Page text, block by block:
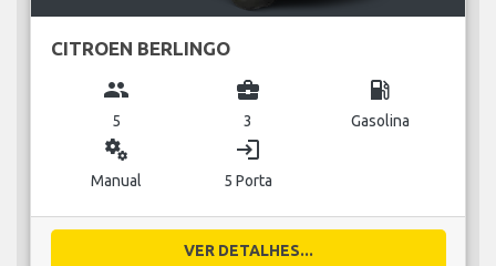
CITROEN BERLINGO
group
5
business_center
3
local_gas_station
Gasolina
miscellaneous_services
Manual
login
5 Porta
VER DETALHES...